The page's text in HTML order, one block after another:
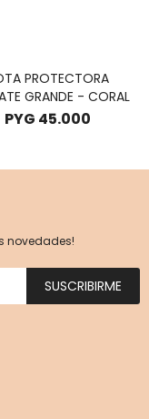
PROTECTORA
GRANDE - CORAL
PYG 45.000
novedades!
SUSCRIBIRME